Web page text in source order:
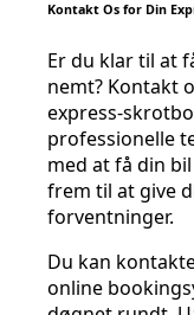
Kontakt Os for Din
Er du klar til at
nemt? Kontakt
express-
professionelle
med at få din
frem til at give
forventninger.
Du kan
online